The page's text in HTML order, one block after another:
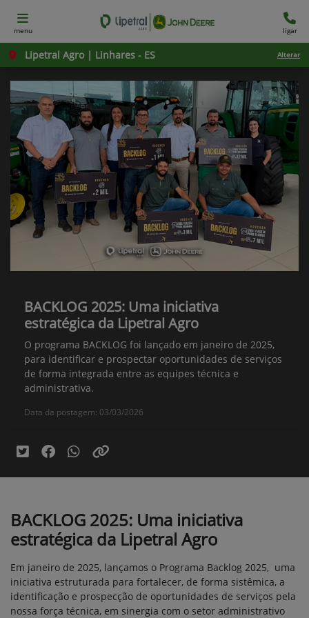
menu ligar
Lipetral Agro | Linhares - ES Alterar
BACKLOG 2025: Uma iniciativa
estratégica da Lipetral Agro
O programa BACKLOG foi lançado em janeiro de 2025,
para identificar e prospectar oportunidades de serviços
de forma integrada entre as equipes técnica e
administrativa.
Data da postagem: 03/03/2026
BACKLOG 2025: Uma iniciativa
estratégica da Lipetral Agro
Em janeiro de 2025, lançamos o Programa Backlog 2025, uma
iniciativa estruturada para fortalecer, de forma sistêmica, a
identificação e prospecção de oportunidades de serviços pela
nossa força técnica, em sinergia com o setor administrativo